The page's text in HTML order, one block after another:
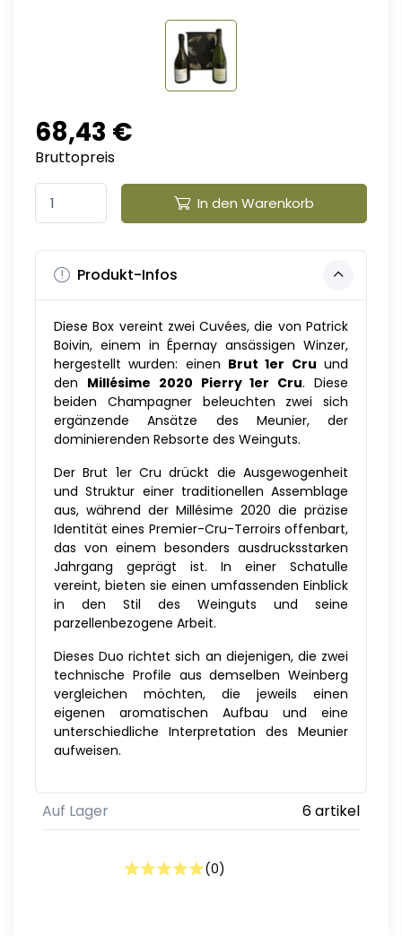
68,43 €
Bruttopreis
In den Warenkorb
Produkt-Infos
Diese Box vereint zwei Cuvées, die von Patrick
Boivin, einem in Épernay ansässigen Winzer,
hergestellt wurden: einen Brut 1er Cru und
den Millésime 2020 Pierry 1er Cru. Diese
beiden Champagner beleuchten zwei sich
ergänzende Ansätze des Meunier, der
dominierenden Rebsorte des Weinguts.
Der Brut 1er Cru drückt die Ausgewogenheit
und Struktur einer traditionellen Assemblage
aus, während der Millésime 2020 die präzise
Identität eines Premier-Cru-Terroirs offenbart,
das von einem besonders ausdrucksstarken
Jahrgang geprägt ist. In einer Schatulle
vereint, bieten sie einen umfassenden Einblick
in den Stil des Weinguts und seine
parzellenbezogene Arbeit.
Dieses Duo richtet sich an diejenigen, die zwei
technische Profile aus demselben Weinberg
vergleichen möchten, die jeweils einen
eigenen aromatischen Aufbau und eine
unterschiedliche Interpretation des Meunier
aufweisen.
Auf Lager 6 artikel
(0)